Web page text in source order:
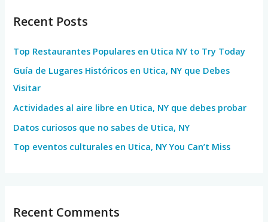
c
f
o
r
:
Recent Posts
Top Restaurantes Populares en Utica NY to Try Today
Guía de Lugares Históricos en Utica, NY que Debes
Visitar
Actividades al aire libre en Utica, NY que debes probar
Datos curiosos que no sabes de Utica, NY
Top eventos culturales en Utica, NY You Can’t Miss
Recent Comments